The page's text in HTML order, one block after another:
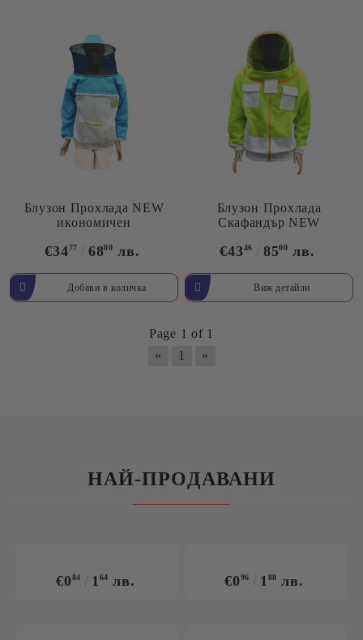
Блузон Прохлада NEW
икономичен
€3477 6800 лв.
Блузон Прохлада
Скафандър NEW
€4346 8500 лв.
Виж детайли
Page 1 of 1
«
1 »
НАЙ-ПРОДАВАНИ
€084 1 64 лв. €096 1 88 лв.